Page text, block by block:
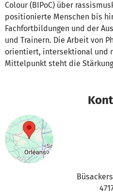
Colour (BIPoC) über
positionierte Menschen bis
Fachfortbildungen und der
und Trainern. Die Arbeit von
orientiert, intersektional und
Mittelpunkt steht die